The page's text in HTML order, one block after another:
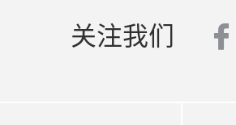
关注我们